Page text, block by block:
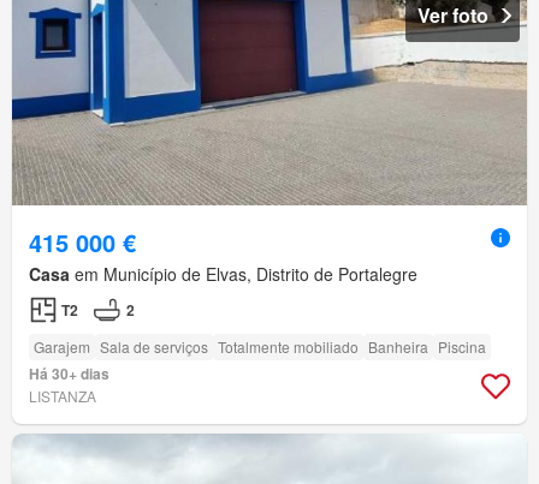
Ver foto
415 000 €
Casa em Município de Elvas, Distrito de Portalegre
T2 2
Garajem Sala de serviços Totalmente mobiliado Banheira Piscina
Há 30+ dias
LISTANZA